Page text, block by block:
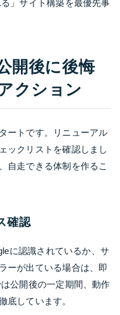
」サイト構築を最優先事
開後に後悔
クション
ートです。リニューアル
ックリストを確認しまし
自走できる体制を作るこ
確認
に認識されているか、サ
ーが出ている場合は、即
公開後の一定期間、動作
底しています。